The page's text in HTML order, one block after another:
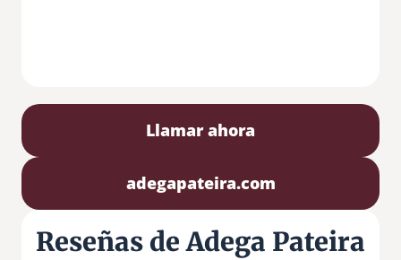
Llamar ahora
adegapateira.com
Reseñas de Adega Pateira